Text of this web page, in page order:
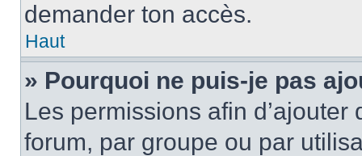
demander ton accès.
Haut
» Pourquoi ne puis-je pas
Les permissions afin
forum, par groupe ou par